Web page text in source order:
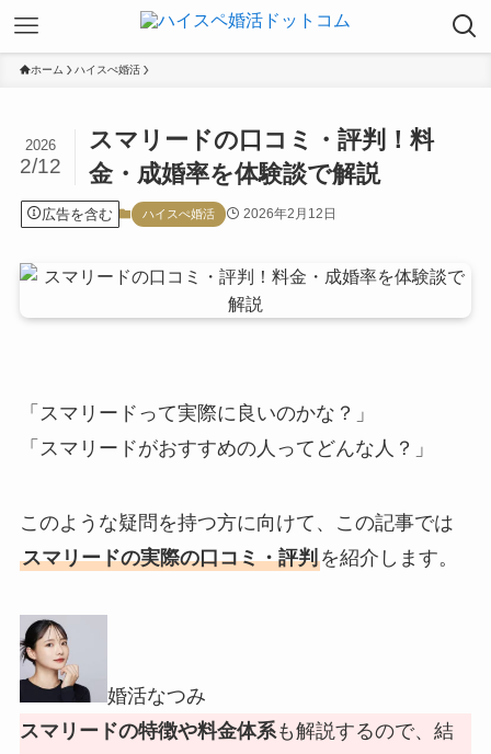
ホーム ハイスぺ婚活
スマリードの口コミ・評判！料
金・成婚率を体験談で解説
2026
2/12
広告を含む ハイスぺ婚活 2026年2月12日
「スマリードって実際に良いのかな？」
「スマリードがおすすめの人ってどんな人？」
このような疑問を持つ方に向けて、この記事では
スマリードの実際の口コミ・評判を紹介します。
婚活なつみ
スマリードの特徴や料金体系も解説するので、結